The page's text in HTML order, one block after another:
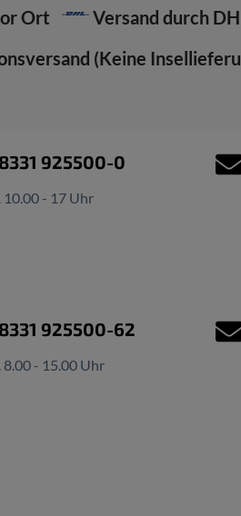
Ort
Versand durch
(Keine
925500-0
10.00 - 17 Uhr
925500-62
8.00 - 15.00 Uhr